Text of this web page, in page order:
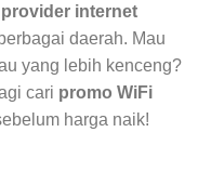
provider internet
daerah. Mau
yang lebih kenceng?
cari promo WiFi
harga naik!